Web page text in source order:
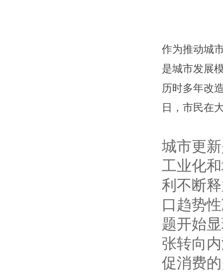
作为推动城
是城市发展
历时多年改
日，市民在
城市更
工业化
利不断
口趋势
题开始
张转向
促消费